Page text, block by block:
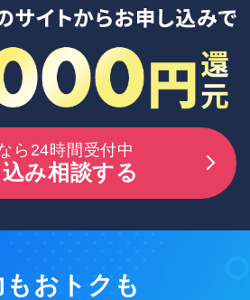
ら24時間受付中
み相談する
もおトクも